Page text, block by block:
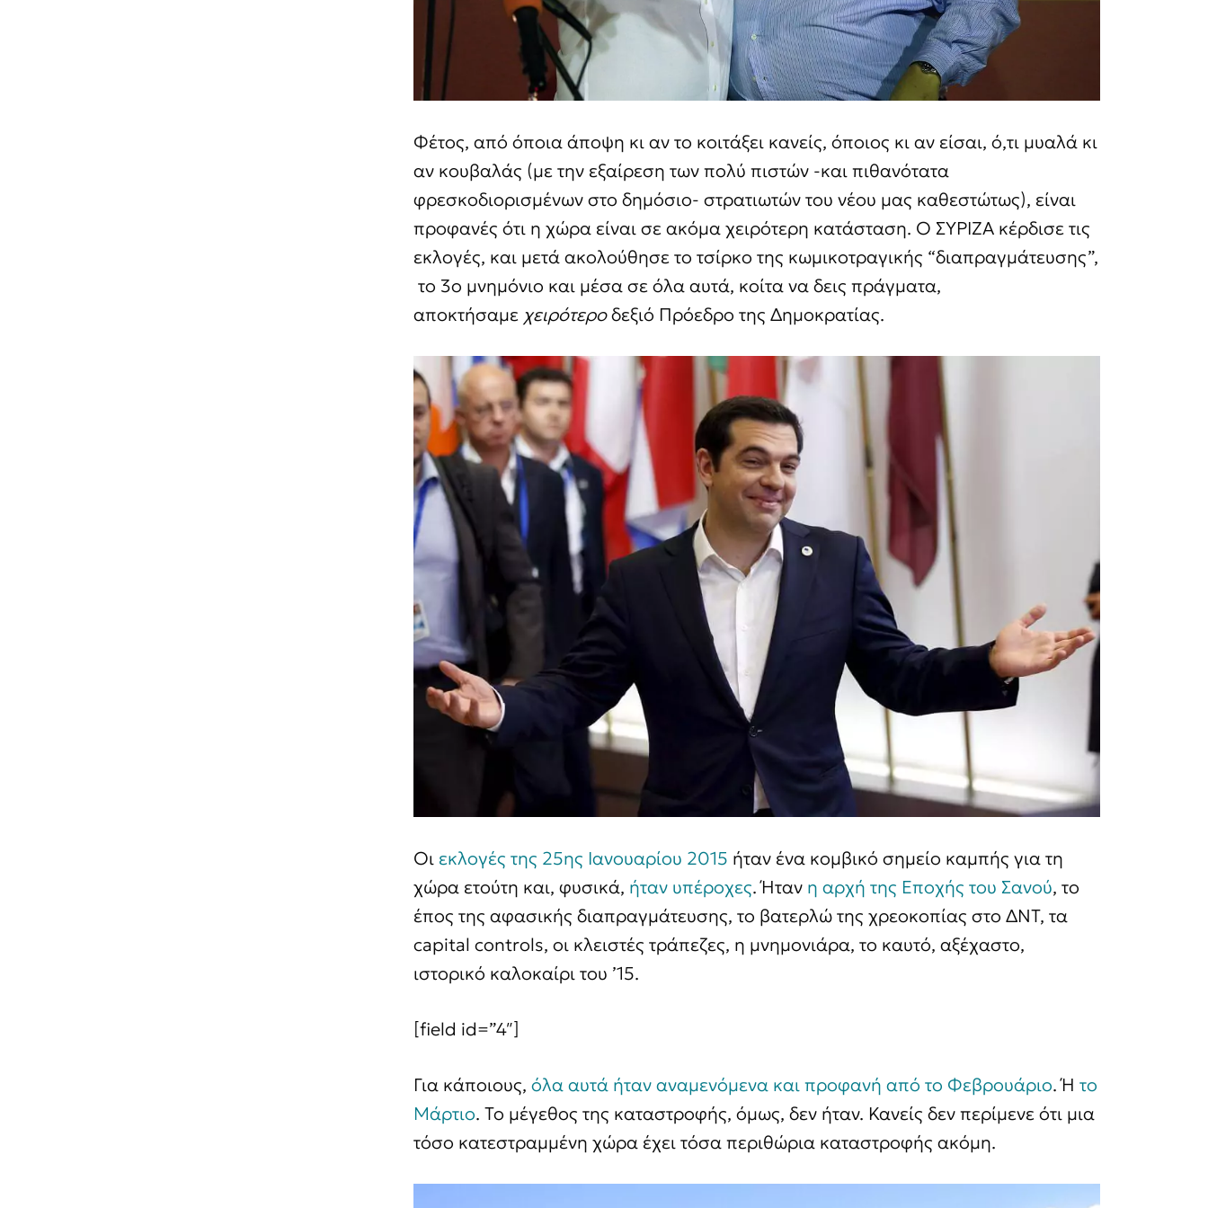
Φέτος, από όποια άποψη κι αν το κοιτάξει κανείς, όποιος κι αν είσαι, ό,τι μυαλά κι
αν κουβαλάς (με την εξαίρεση των πολύ πιστών -και πιθανότατα
φρεσκοδιορισμένων στο δημόσιο- στρατιωτών του νέου μας καθεστώτως), είναι
προφανές ότι η χώρα είναι σε ακόμα χειρότερη κατάσταση. Ο ΣΥΡΙΖΑ κέρδισε τις
εκλογές, και μετά ακολούθησε το τσίρκο της κωμικοτραγικής “διαπραγμάτευσης”,
το 3ο μνημόνιο και μέσα σε όλα αυτά, κοίτα να δεις πράγματα,
αποκτήσαμε χειρότεροδεξιό Πρόεδρο της Δημοκρατίας.
Οι εκλογές της 25ης Ιανουαρίου 2015 ήταν ένα κομβικό σημείο καμπής για τη
χώρα ετούτη και, φυσικά, ήταν υπέροχες. Ήταν η αρχή της Εποχής του Σανού, το
έπος της αφασικής διαπραγμάτευσης, το βατερλώ της χρεοκοπίας στο ΔΝΤ, τα
capital controls, οι κλειστές τράπεζες, η μνημονιάρα, το καυτό, αξέχαστο,
ιστορικό καλοκαίρι του ’15.
[field id=”4″]
Για κάποιους, όλα αυτά ήταν αναμενόμενα και προφανή από το Φεβρουάριο. Ή το
Μάρτιο. Το μέγεθος της καταστροφής, όμως, δεν ήταν. Κανείς δεν περίμενε ότι μια
τόσο κατεστραμμένη χώρα έχει τόσα περιθώρια καταστροφής ακόμη.